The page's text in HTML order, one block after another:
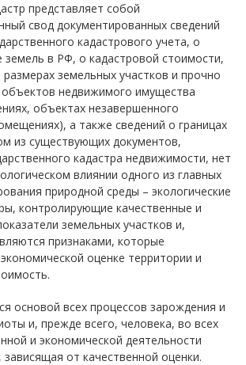
представляет собой
свод документированных сведений
кадастрового учета, о
в РФ, о кадастровой стоимости,
земельных участков и прочно
объектов недвижимого имущества
объектах незавершенного
а также сведений о границах
из существующих документов,
кадастра недвижимости, нет
влиянии одного из главных
природной среды – экологические
контролирующие качественные и
земельных участков и,
признаками, которые
оценке территории и
основой всех процессов зарождения и
и, прежде всего, человека, во всех
и экономической деятельности
от качественной оценки.